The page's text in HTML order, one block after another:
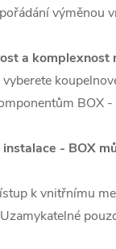
výměnou
a komplexnost
BOX -
instalace - BOX
k vnitřnímu